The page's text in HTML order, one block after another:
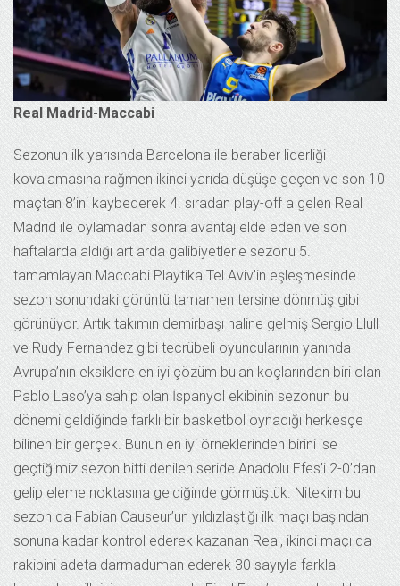
Real Madrid-Maccabi
Sezonun ilk yarısında Barcelona ile beraber liderliği
kovalamasına rağmen ikinci yarıda düşüşe geçen ve son 10
maçtan 8’ini kaybederek 4. sıradan play-off a gelen Real
Madrid ile oylamadan sonra avantaj elde eden ve son
haftalarda aldığı art arda galibiyetlerle sezonu 5.
tamamlayan Maccabi Playtika Tel Aviv’in eşleşmesinde
sezon sonundaki görüntü tamamen tersine dönmüş gibi
görünüyor. Artık takımın demirbaşı haline gelmiş Sergio Llull
ve Rudy Fernandez gibi tecrübeli oyuncularının yanında
Avrupa’nın eksiklere en iyi çözüm bulan koçlarından biri olan
Pablo Laso’ya sahip olan İspanyol ekibinin sezonun bu
dönemi geldiğinde farklı bir basketbol oynadığı herkesçe
bilinen bir gerçek. Bunun en iyi örneklerinden birini ise
geçtiğimiz sezon bitti denilen seride Anadolu Efes’i 2-0’dan
gelip eleme noktasına geldiğinde görmüştük. Nitekim bu
sezon da Fabian Causeur’un yıldızlaştığı ilk maçı başından
sonuna kadar kontrol ederek kazanan Real, ikinci maçı da
rakibini adeta darmaduman ederek 30 sayıyla farkla